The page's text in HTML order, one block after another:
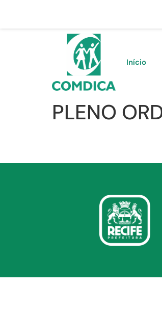
Início
PLENO